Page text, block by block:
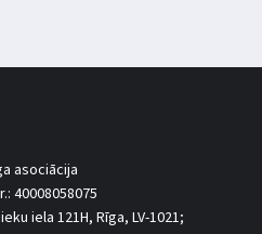
asociācija
40008058075
iela 121H, Rīga, LV-1021;